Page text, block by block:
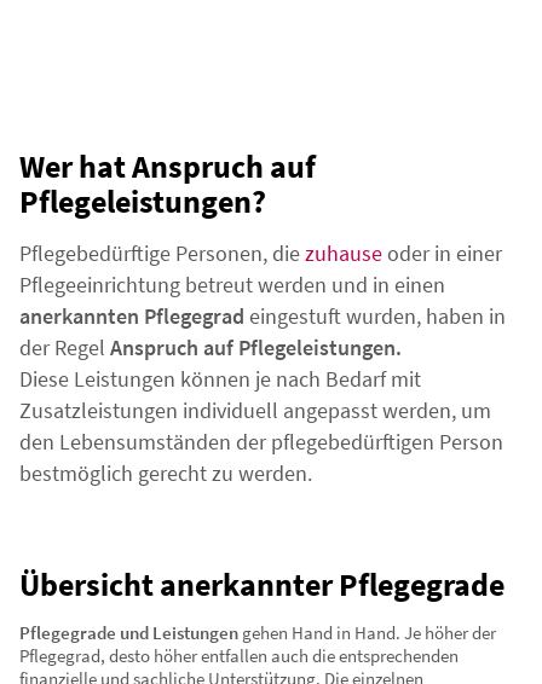
Wer hat Anspruch auf
Pflegeleistungen?
Pflegebedürftige Personen, diezuhauseoder in einer
Pflegeeinrichtung betreut werden und in einen
anerkannten Pflegegrad eingestuft wurden, haben in
der Regel Anspruch auf Pflegeleistungen.
Diese Leistungen können je nach Bedarf mit
Zusatzleistungen individuell angepasst werden, um
den Lebensumständen der pflegebedürftigen Person
bestmöglich gerecht zu werden.
Übersicht anerkannter Pflegegrade
Pflegegrade und Leistungen gehen Hand in Hand. Je höher der
Pflegegrad, desto höher entfallen auch die entsprechenden
finanzielle und sachliche Unterstützung. Die einzelnen